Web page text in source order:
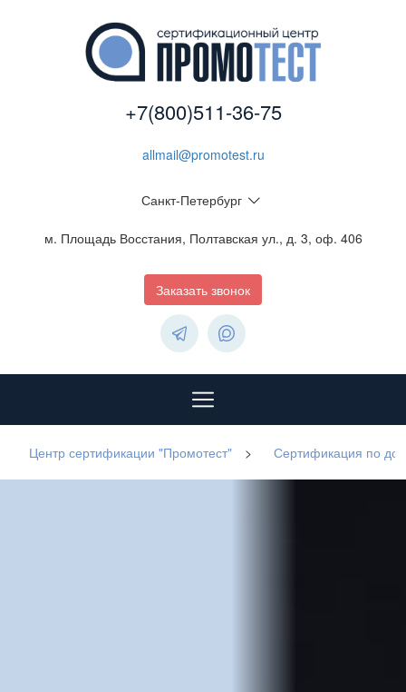
+7(800)511-36-75
allmail@promotest.ru
Санкт-Петербург
м. Площадь Восстания, Полтавская ул., д. 3, оф. 406
Заказать звонок
Центр сертификации "Промотест" > Сертификация по